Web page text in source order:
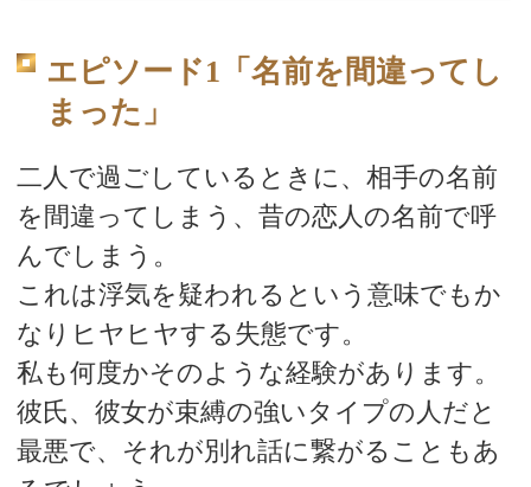
エピソード1「名前を間違ってし
まった」
二人で過ごしているときに、相手の名前
を間違ってしまう、昔の恋人の名前で呼
んでしまう。
これは浮気を疑われるという意味でもか
なりヒヤヒヤする失態です。
私も何度かそのような経験があります。
彼氏、彼女が束縛の強いタイプの人だと
最悪で、それが別れ話に繋がることもあ